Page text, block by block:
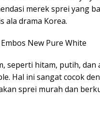
merek sprei yang
ala drama Korea.
New Pure White
seperti hitam, putih, dan
Hal ini sangat cocok
sprei murah dan